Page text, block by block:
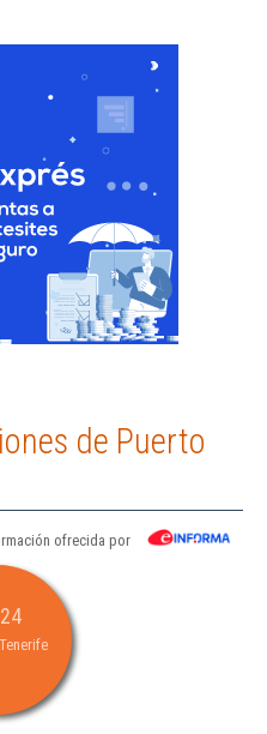
de Puerto
ofrecida por